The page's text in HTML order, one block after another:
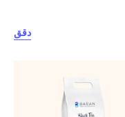
دقق